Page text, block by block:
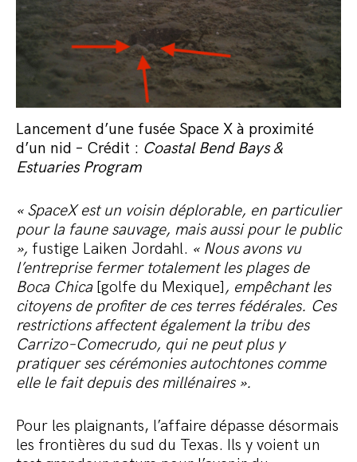
Lancement d’une fusée Space X à proximité
d’un nid – Crédit : Coastal Bend Bays &
Estuaries Program
« SpaceX est un voisin déplorable, en particulier
pour la faune sauvage, mais aussi pour le public
», fustige Laiken Jordahl. « Nous avons vu
l’entreprise fermer totalement les plages de
Boca Chica [golfe du Mexique], empêchant les
citoyens de profiter de ces terres fédérales. Ces
restrictions affectent également la tribu des
Carrizo–Comecrudo, qui ne peut plus y
pratiquer ses cérémonies autochtones comme
elle le fait depuis des millénaires ».
Pour les plaignants, l’affaire dépasse désormais
les frontières du sud du Texas. Ils y voient un